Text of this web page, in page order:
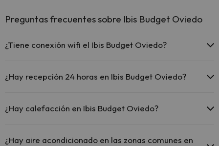
Preguntas frecuentes sobre Ibis Budget Oviedo
¿Tiene conexión wifi el Ibis Budget Oviedo?
El Ibis Budget Oviedo ofrece Wi-Fi gratuito en zonas
¿Hay recepción 24 horas en Ibis Budget Oviedo?
¿Hay calefacción en Ibis Budget Oviedo?
¿Hay aire acondicionado en las zonas comunes en